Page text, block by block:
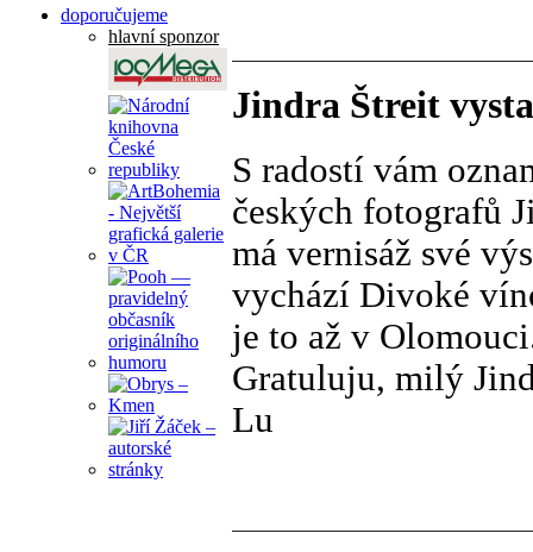
doporučujeme
hlavní sponzor
Jindra Štreit
S radostí vám
českých fotografů
má vernisáž své
vychází Divoké
je to až v
Gratuluju, milý
Lu